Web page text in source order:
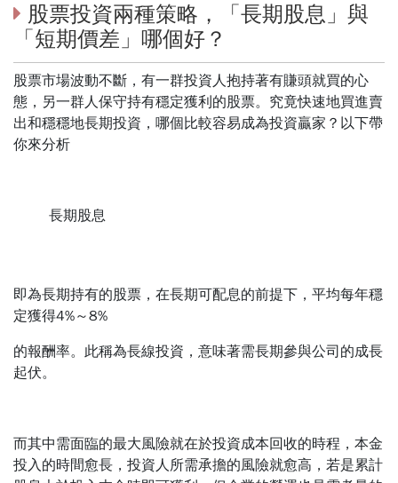
股票投資兩種策略，「長期股息」與
「短期價差」哪個好？
股票市場波動不斷，有一群投資人抱持著有賺頭就買的心
態，另一群人保守持有穩定獲利的股票。究竟快速地買進賣
出和穩穩地長期投資，哪個比較容易成為投資贏家？以下帶
你來分析
長期股息
即為長期持有的股票，在長期可配息的前提下，平均每年穩
定獲得4%～8%
的報酬率。此稱為長線投資，意味著需長期參與公司的成長
起伏。
而其中需面臨的最大風險就在於投資成本回收的時程，本金
投入的時間愈長，投資人所需承擔的風險就愈高，若是累計